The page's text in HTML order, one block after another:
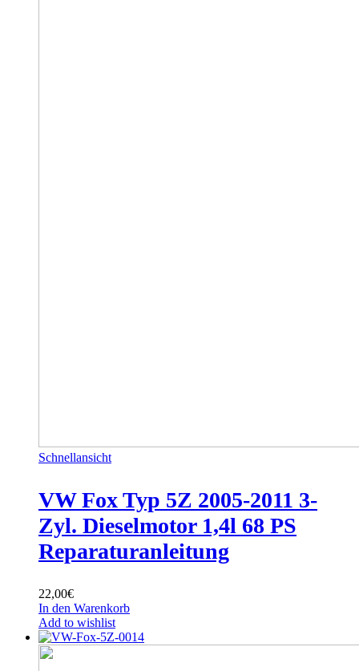
Schnellansicht
VW Fox Typ 5Z 2005-2011 3-
Zyl. Dieselmotor 1,4l 68 PS
Reparaturanleitung
22,00€
In den Warenkorb
Add to wishlist